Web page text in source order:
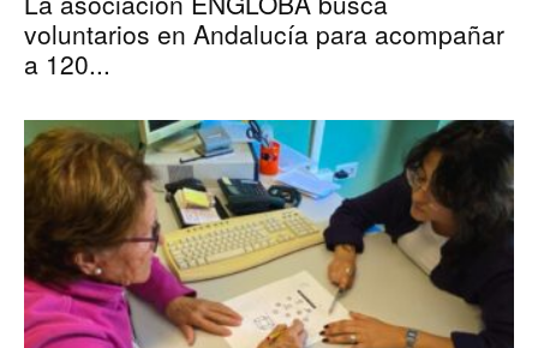
voluntarios en Andalucía para acompañar
a 120...